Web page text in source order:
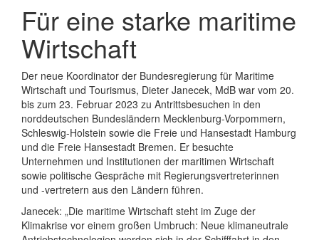
Für eine starke maritime
Wirtschaft
Der neue Koordinator der Bundesregierung für Maritime
Wirtschaft und Tourismus, Dieter Janecek, MdB war vom 20.
bis zum 23. Februar 2023 zu Antrittsbesuchen in den
norddeutschen Bundesländern Mecklenburg-Vorpommern,
Schleswig-Holstein sowie die Freie und Hansestadt Hamburg
und die Freie Hansestadt Bremen. Er besuchte
Unternehmen und Institutionen der maritimen Wirtschaft
sowie politische Gespräche mit Regierungsvertreterinnen
und -vertretern aus den Ländern führen.
Janecek: „Die maritime Wirtschaft steht im Zuge der
Klimakrise vor einem großen Umbruch: Neue klimaneutrale